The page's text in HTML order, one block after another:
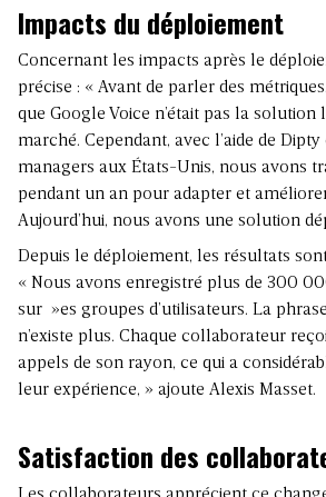
Impacts du déploiement
Concernant les impacts après le
précise : « Avant de parler des
que Google Voice n’était pas la
marché. Cependant, avec l’aide de
managers aux États-Unis, nous avons
pendant un an pour adapter et
Aujourd’hui, nous avons une solution
Depuis le déploiement, les résultats
« Nous avons enregistré plus de 300
sur »es groupes d’utilisateurs. La phrase
n’existe plus. Chaque collaborateur
appels de son rayon, ce qui a
leur expérience, » ajoute Alexis Masset.
Satisfaction des